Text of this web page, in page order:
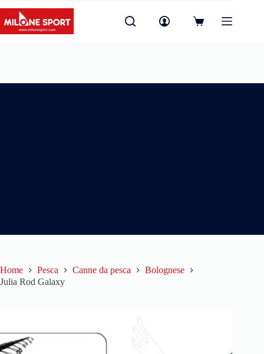
Home Pesca Canne da pesca
Bolognese
Julia Rod Galaxy